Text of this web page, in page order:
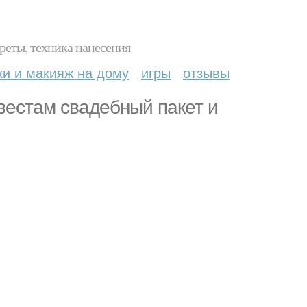
техника нанесения
и макияж на дому игры отзывы
свадебный пакет и